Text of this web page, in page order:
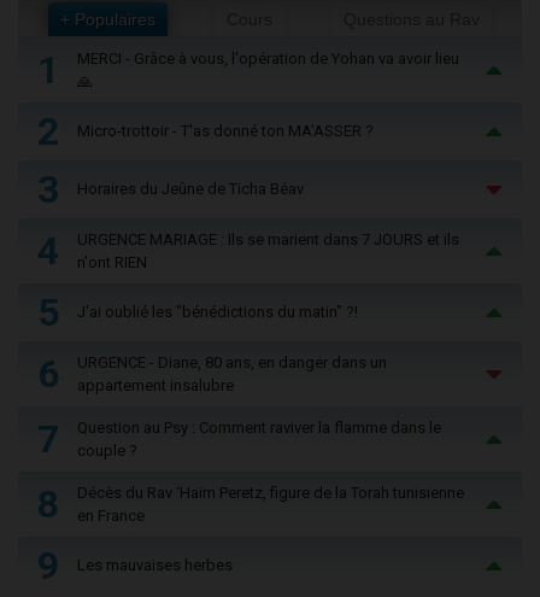
+ Populaires
1
MERCI - Grâce à vous, l'opération de Yohan va avoir lieu
🙏
2 Micro-trottoir - T'as donné ton MA’ASSER ?
3 Horaires du Jeûne de Ticha Béav
4
URGENCE MARIAGE : Ils se marient dans 7 JOURS et ils
n'ont RIEN
5 J'ai oublié les "bénédictions du matin" ?!
6
URGENCE - Diane, 80 ans, en danger dans un
appartement insalubre
7
Question au Psy : Comment raviver la flamme dans le
couple ?
8
Décès du Rav ‘Haïm Peretz, figure de la Torah tunisienne
en France
9 Les mauvaises herbes